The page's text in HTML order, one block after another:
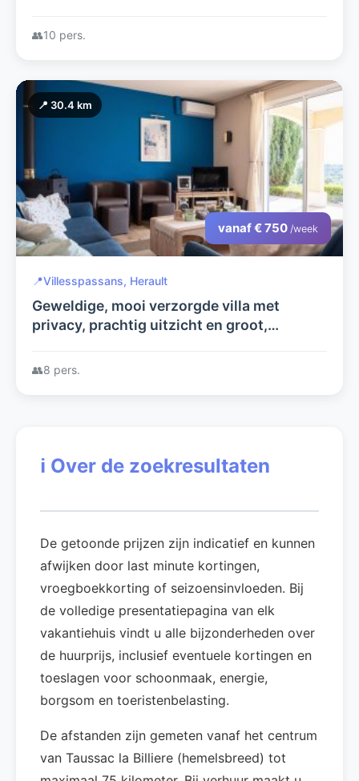
hele huis heeft airco.
👥10 pers.
📍 30.4 km
vanaf € 750 /week
📍Villesspassans, Herault
Geweldige, mooi verzorgde villa met
privacy, prachtig uitzicht en groot,
👥8 pers.
ℹ️ Over de zoekresultaten
De getoonde prijzen zijn indicatief en kunnen
afwijken door last minute kortingen,
vroegboekkorting of seizoensinvloeden. Bij
de volledige presentatiepagina van elk
vakantiehuis vindt u alle bijzonderheden over
de huurprijs, inclusief eventuele kortingen en
toeslagen voor schoonmaak, energie,
borgsom en toeristenbelasting.
De afstanden zijn gemeten vanaf het centrum
van Taussac la Billiere (hemelsbreed) tot